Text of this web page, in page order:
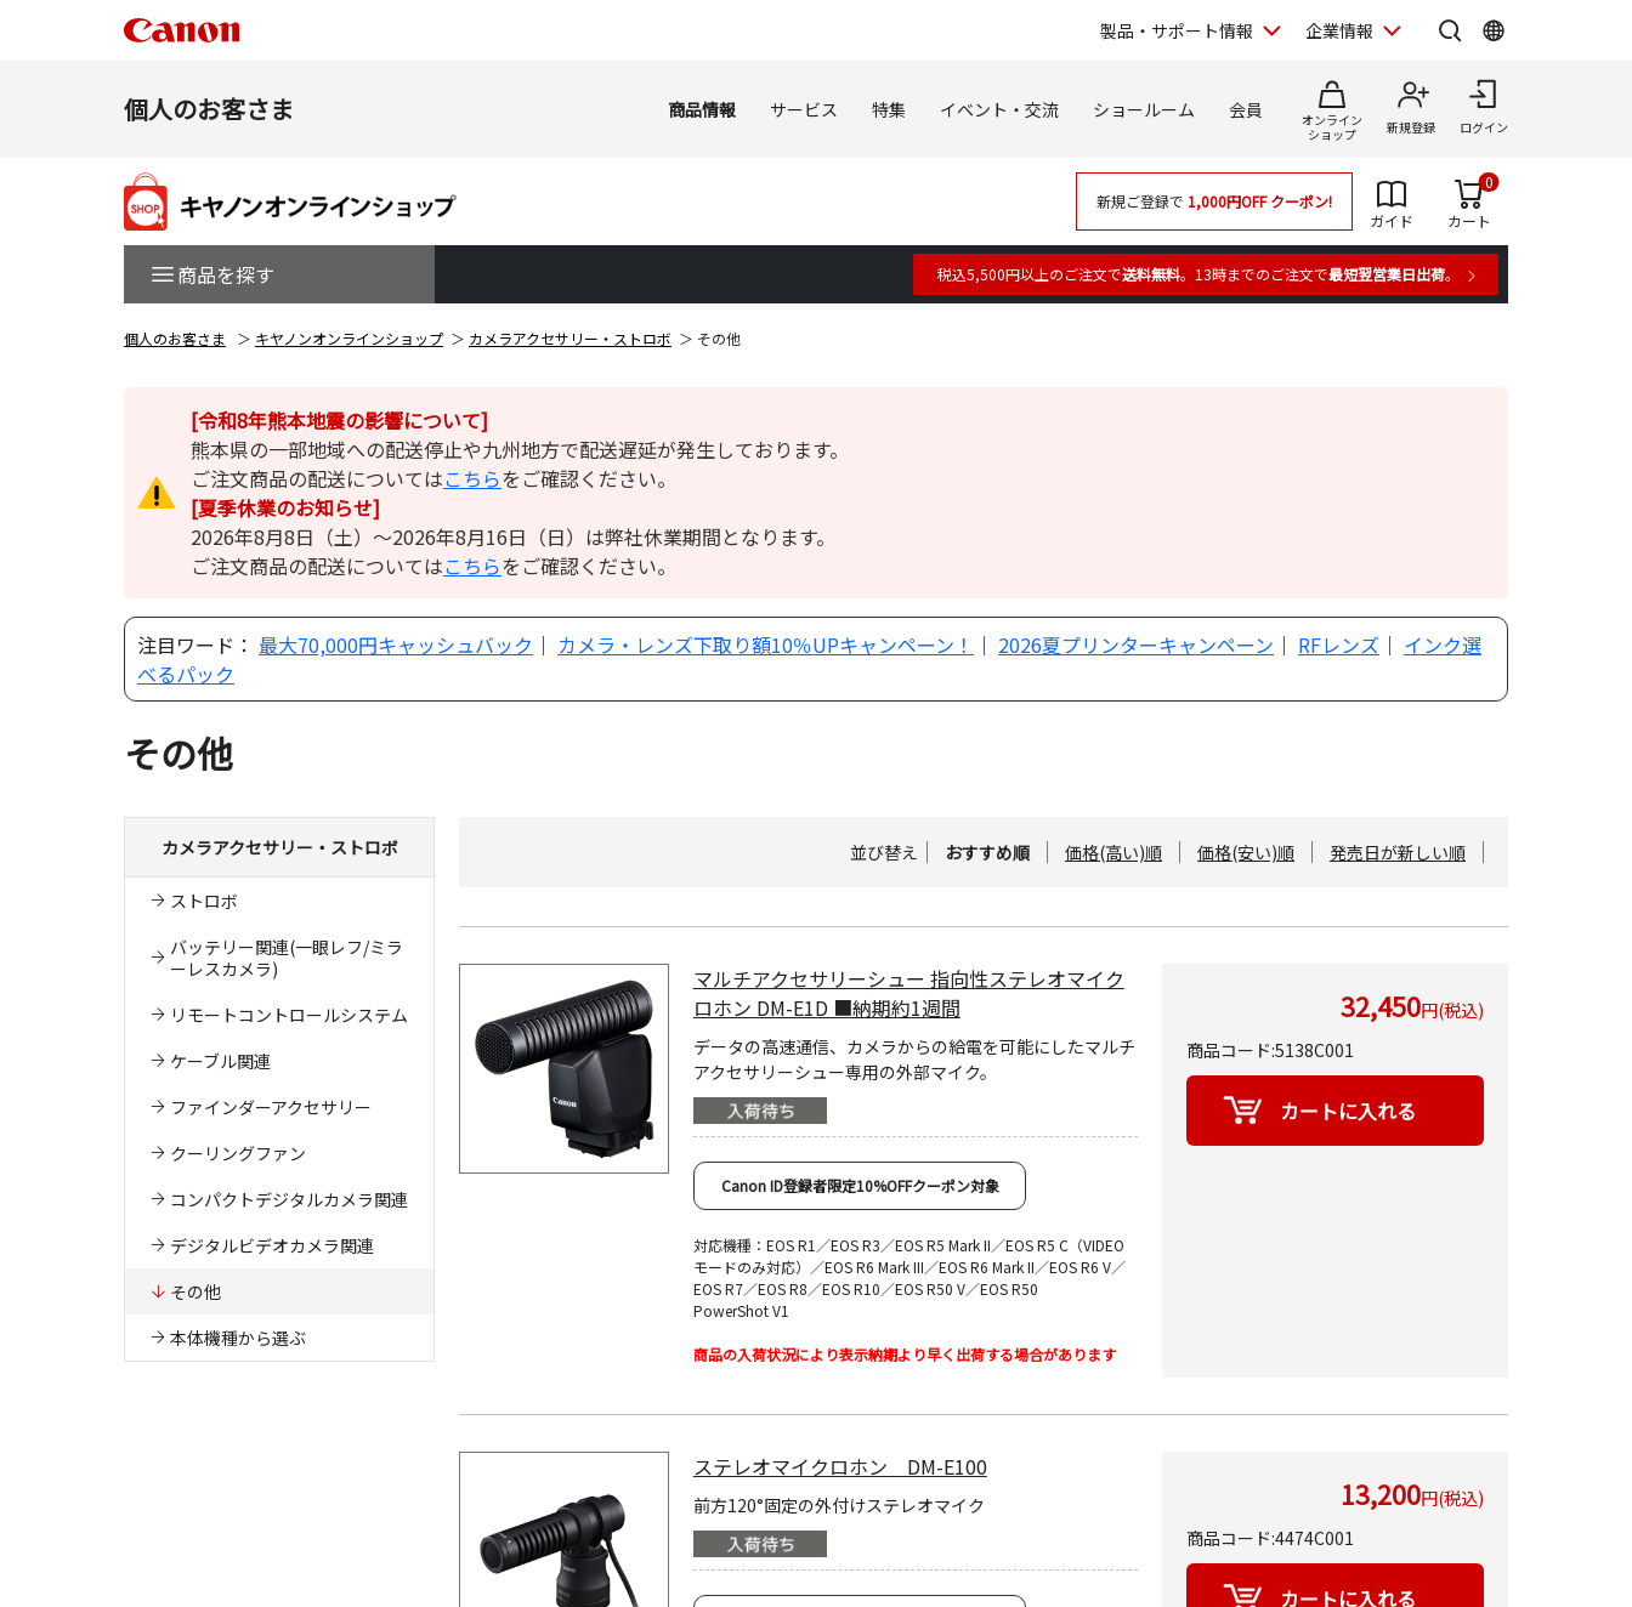
製品・サポート情報 企業情報
個人のお客さま 商品情報 サービス 特集 イベント・交流 ショールーム 会員
オンライン
ショップ
新規登録 ログイン
商品を探す
新規ご登録で 1,000円OFFクーポン!
ガイド
カート
0
税込5,500円以上のご注文で送料無料。13時までのご注文で最短翌営業日出荷。
個人のお客さま キヤノンオンラインショップ カメラアクセサリー・ストロボ その他
[令和8年熊本地震の影響について]
熊本県の一部地域への配送停止や九州地方で配送遅延が発生しております。
ご注文商品の配送についてはこちらをご確認ください。
[夏季休業のお知らせ]
2026年8月8日（土）～2026年8月16日（日）は弊社休業期間となります。
ご注文商品の配送についてはこちらをご確認ください。
注目ワード： 最大70,000円キャッシュバック ｜ カメラ・レンズ下取り額10％UPキャンペーン！ ｜ 2026夏プリンターキャンペーン ｜ RFレンズ ｜ インク選
べるパック
その他
カメラアクセサリー・ストロボ
ストロボ
バッテリー関連(一眼レフ/ミラ
ーレスカメラ)
リモートコントロールシステム
ケーブル関連
ファインダーアクセサリー
クーリングファン
コンパクトデジタルカメラ関連
デジタルビデオカメラ関連
その他
本体機種から選ぶ
並び替え おすすめ順 価格(高い)順 価格(安い)順 発売日が新しい順
マルチアクセサリーシュー 指向性ステレオマイク
ロホン DM-E1D ■納期約1週間
データの高速通信、カメラからの給電を可能にしたマルチ
アクセサリーシュー専用の外部マイク。
Canon ID登録者限定10%OFFクーポン対象
対応機種：EOS R1／EOS R3／EOS R5 Mark II／EOS R5 C（VIDEO
モードのみ対応）／EOS R6 Mark III／EOS R6 Mark II／EOS R6 V／
EOS R7／EOS R8／EOS R10／EOS R50 V／EOS R50
PowerShot V1
商品の入荷状況により表示納期より早く出荷する場合があります
32,450円(税込)
商品コード:5138C001
ステレオマイクロホン DM-E100
前方120°固定の外付けステレオマイク 13,200円(税込)
商品コード:4474C001